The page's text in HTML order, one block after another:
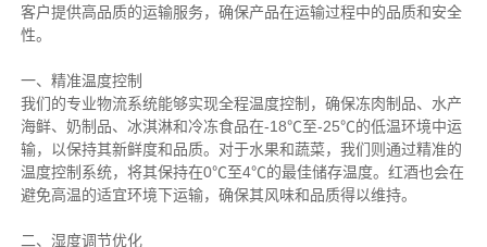
客户提供高品质的运输服务，确保产品在运输过程中的品质和安全
性。
一、精准温度控制
我们的专业物流系统能够实现全程温度控制，确保冻肉制品、水产
海鲜、奶制品、冰淇淋和冷冻食品在-18℃至-25℃的低温环境中运
输，以保持其新鲜度和品质。对于水果和蔬菜，我们则通过精准的
温度控制系统，将其保持在0℃至4℃的最佳储存温度。红酒也会在
避免高温的适宜环境下运输，确保其风味和品质得以维持。
二、湿度调节优化